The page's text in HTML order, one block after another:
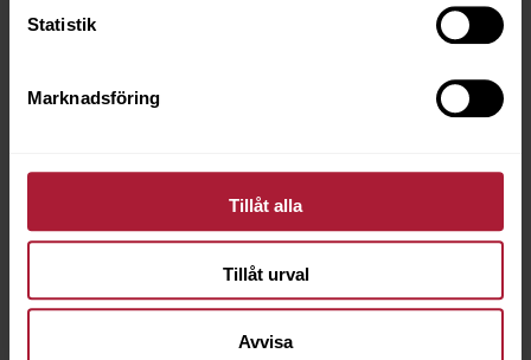
Statistik
Marknadsföring
Tillåt alla
Tillåt urval
Avvisa